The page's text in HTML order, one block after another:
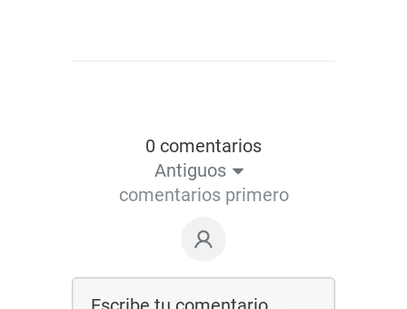
0 comentarios
Antiguos
comentarios primero